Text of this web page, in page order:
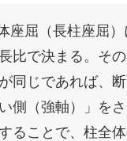
座屈（長柱座屈）
比で決まる。その
同じであれば、
側（強軸）」を
ることで、柱全